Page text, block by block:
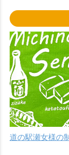
道の駅瀬女様の